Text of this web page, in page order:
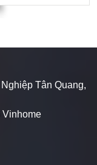
Tân Quang,
Vinhome